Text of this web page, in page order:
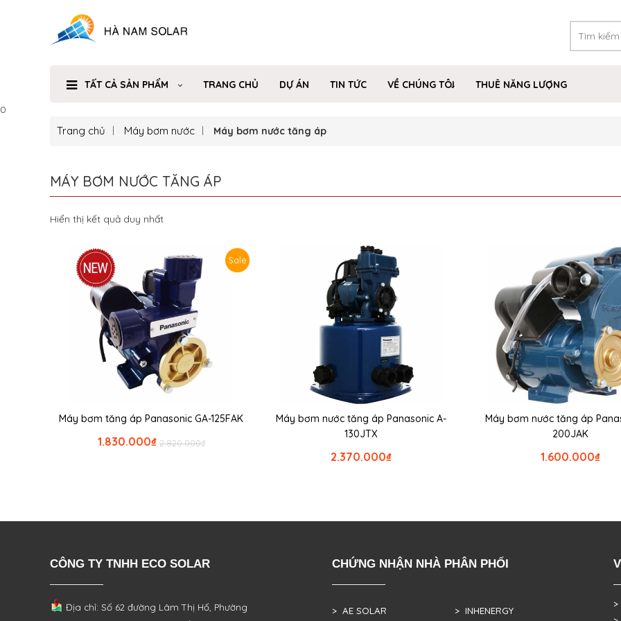
TẤT CẢ SẢN PHẨM TRANG CHỦ DỰ ÁN TIN TỨC VỀ CHÚNG TÔI
THUÊ NĂNG LƯỢNG
0
Trang chủ Máy bơm nước Máy bơm nước tăng áp
MÁY BƠM NƯỚC TĂNG ÁP
Hiển thị kết quả duy nhất
Sale
Máy bơm tăng áp Panasonic GA-125FAK
₫
2.820.000
₫
1.830.000
Máy bơm nước tăng áp Panasonic A-
130JTX
₫
2.370.000
Máy bơm nước tăng áp
200JAK
₫
1.600.000
CÔNG TY TNHH ECO SOLAR
Địa chỉ: Số 62 đường Lâm Thị Hố, Phường
CHỨNG NHẬN NHÀ PHÂN PHỐI
> AE SOLAR > INHENERGY
>